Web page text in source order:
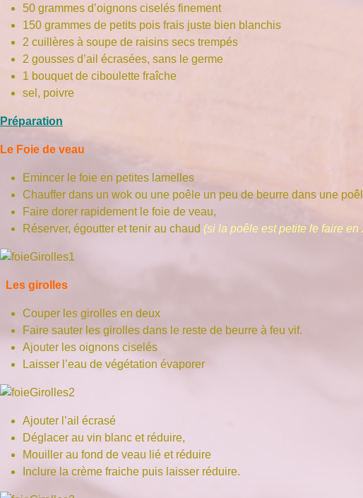
50 grammes d’oignons ciselés finement
150 grammes de petits pois frais juste bien blanchis
2 cuillères à soupe de raisins secs trempés
2 gousses d’ail écrasées, sans le germe
1 bouquet de ciboulette fraîche
sel, poivre
Préparation
Le Foie de veau
Emincer le foie en petites lamelles
Chauffer dans un wok ou une poêle un peu de beurre dans une
Faire dorer rapidement le foie de veau,
Réserver, égoutter et tenir au chaud (si la poêle est petite le faire en
Les girolles
Couper les girolles en deux
Faire sauter les girolles dans le reste de beurre à feu vif.
Ajouter les oignons ciselés
Laisser l’eau de végétation évaporer
Ajouter l’ail écrasé
Déglacer au vin blanc et réduire,
Mouiller au fond de veau lié et réduire
Inclure la crème fraiche puis laisser réduire.